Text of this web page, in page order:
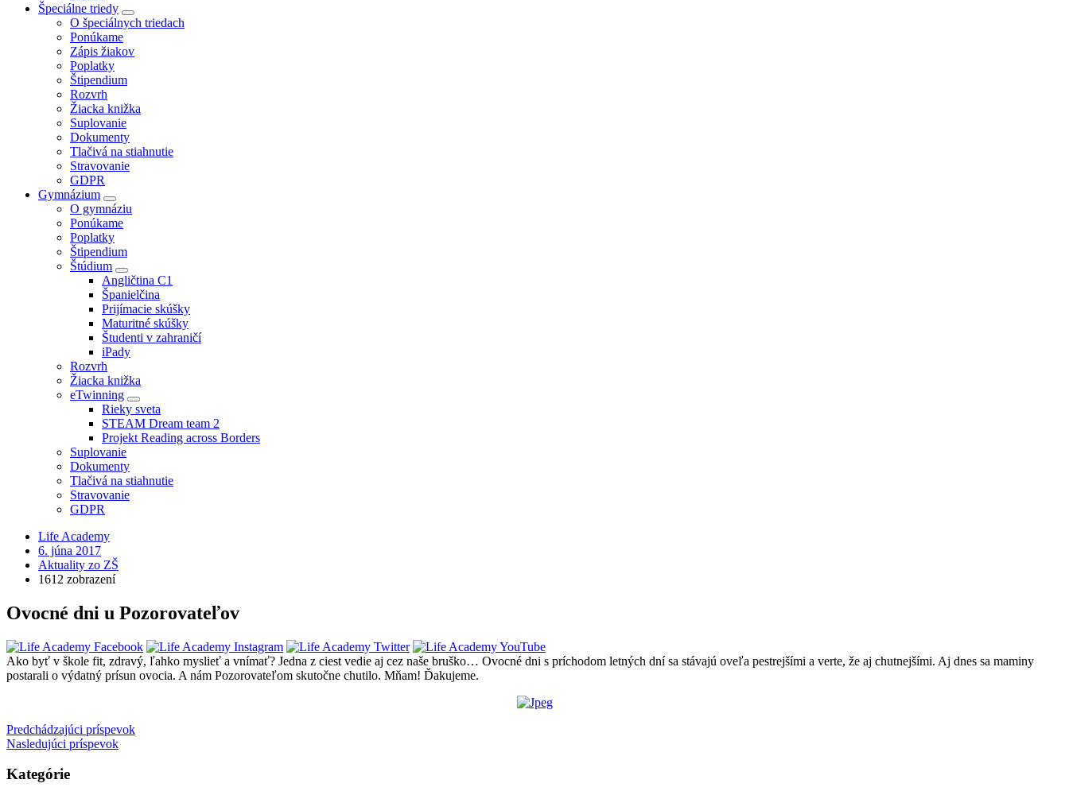
Špeciálne triedy
O špeciálnych triedach
Ponúkame
Zápis žiakov
Poplatky
Štipendium
Rozvrh
Žiacka knižka
Suplovanie
Dokumenty
Tlačivá na stiahnutie
Stravovanie
GDPR
Gymnázium
O gymnáziu
Ponúkame
Poplatky
Štipendium
Štúdium
Angličtina C1
Španielčina
Prijímacie skúšky
Maturitné skúšky
Študenti v zahraničí
iPady
Rozvrh
Žiacka knižka
eTwinning
Rieky sveta
STEAM Dream team 2
Projekt Reading across Borders
Suplovanie
Dokumenty
Tlačivá na stiahnutie
Stravovanie
GDPR
Life Academy
6. júna 2017
Aktuality zo ZŠ
1612 zobrazení
Ovocné dni u Pozorovateľov
Ako byť v škole fit, zdravý, ľahko myslieť a vnímať? Jedna z ciest vedie aj cez naše bruško… Ovocné dni s príchodom letných dní sa stávajú oveľa pestrejšími a verte, že aj chutnejšími. Aj dnes sa maminy
postarali o výdatný prísun ovocia. A nám Pozorovateľom skutočne chutilo. Mňam! Ďakujeme.
Predchádzajúci príspevok
Nasledujúci príspevok
Kategórie